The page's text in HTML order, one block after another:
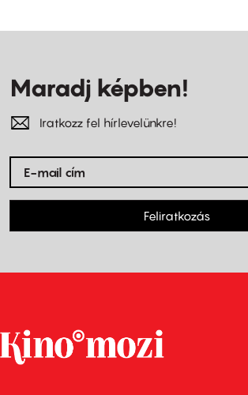
Maradj képben!
Iratkozz fel hírlevelünkre!
Feliratkozás